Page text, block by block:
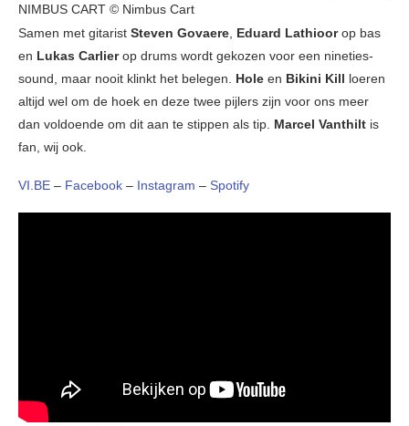
NIMBUS CART © Nimbus Cart
Samen met gitarist Steven Govaere Eduard Lathioorop bas
en Lukas Carlierop drums wordt gekozen voor een nineties-
sound, maar nooit klinkt het belegen.
Hole en Bikini Kill loeren
altijd wel om de hoek en deze twee pijlers zijn voor ons meer
dan voldoende om dit aan te stippen als tip. Marcel Vanthilt is
fan, wij ook.
VI.BE – Facebook – Instagram – Spotify